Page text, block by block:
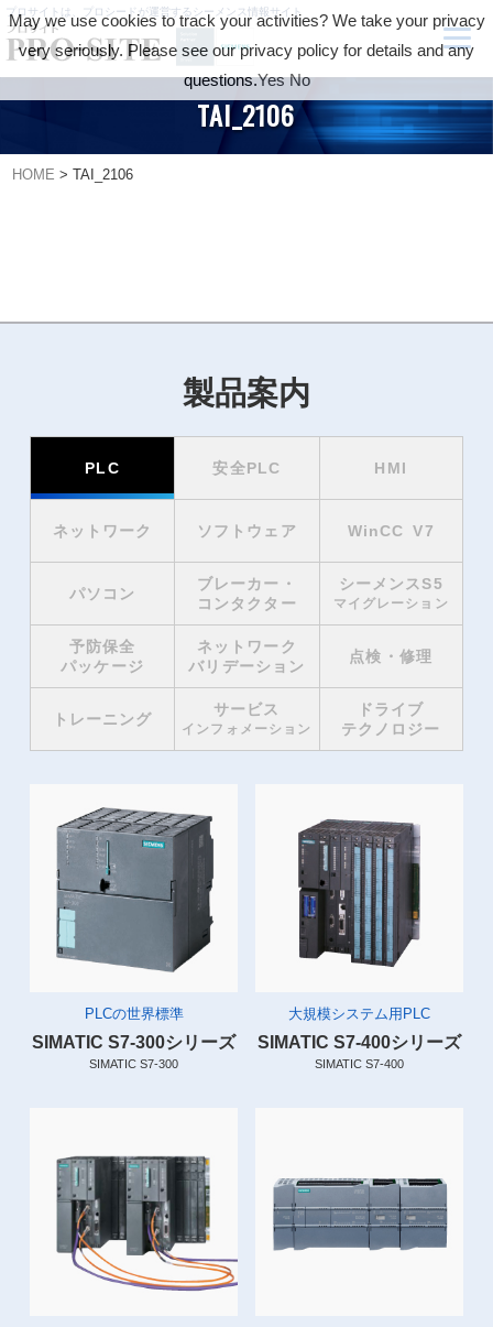
プロサイトは、プロシードが運営するシーメンス情報サイト
TAI_2106
HOME >TAI_2106
製品案内
PLC 安全PLC HMI
ネットワーク ソフトウェア WinCC V7
パソコン
ブレーカー・
コンタクター
シーメンスS5
マイグレーション
予防保全
パッケージ
ネットワーク
バリデーション
点検・修理
トレーニング
サービス
インフォメーション
ドライブ
テクノロジー
PLCの世界標準
SIMATIC S7-300シリーズ
SIMATIC S7-300
大規模システム用PLC
SIMATIC S7-400シリーズ
SIMATIC S7-400
May we use cookies to track your activities? We take your privacy
very seriously. Please see our privacy policy for details and any
questions.Yes No